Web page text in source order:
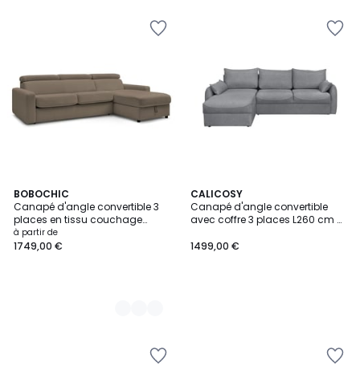
BOBOCHIC
Canapé d'angle convertible 3
places en tissu couchage
160x190 cm, MONACO
à partir de
1749,00 €
10
Couleurs
CALICOSY
Canapé d'angle convertible
avec coffre 3 places L260 cm -
1499,00 €